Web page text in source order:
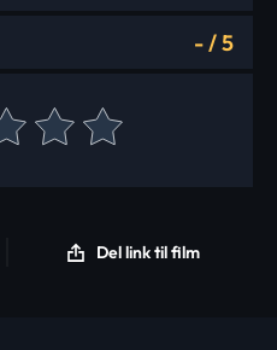
-/5
Del link til film